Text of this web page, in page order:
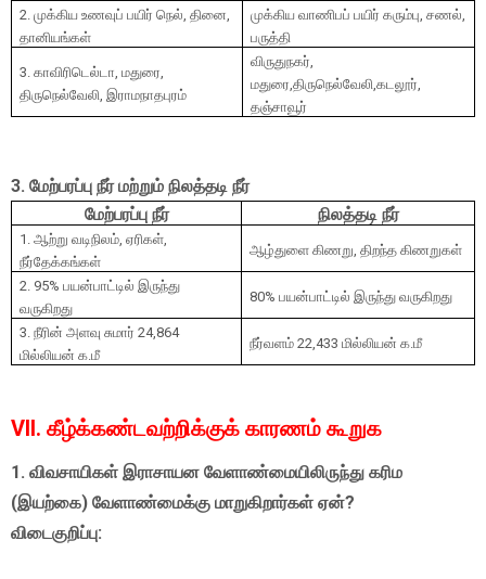
2. முக்கிய உணவுப் பயிர் நெல்,தினை,
தானியங்கள்
முக்கிய வாணிபப் பயிர் கரும்பு,சணல்,
பருத்தி
3. காவிரிடெல்டா,மதுரை,
திருநெல்வேலி,இராமநாதபுரம்
விருதுநகர்,
மதுரை,திருநெல்வேலி,கடலூர்,
தஞ்சாவூர்
3. மேற்பரப்பு நீர் மற்றும் நிலத்தடி நீர்
மேற்பரப்பு நீர்
நிலத்தடி நீர்
1.ஆற்று வடிநிலம்,ஏரிகள்,
நீர்தேக்கங்கள்
ஆழ்துளை கிணறு,திறந்த கிணறுகள்
2. 95% பயன்பாட்டில் இருந்து
வருகிறது
80% பயன்பாட்டில் இருந்து வருகிறது
3.நீரின் அளவு சுமார்24,864
மில்லியன் க.மீ
நீர்வளம்22,433மில்லியன் க.மீ
VII. கீழ்க்கண்டவற்றிக்குக் காரணம் கூறுக
1. விவசாயிகள் இராசாயன வேளாண்மையிலிருந்து கரிம
(இயற்கை) வேளாண்மைக்கு மாறுகிறார்கள் ஏன்?
விடைகுறிப்பு: